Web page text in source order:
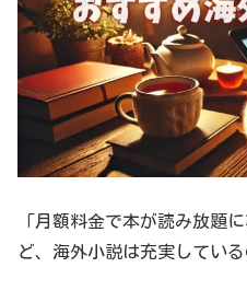
「月額料金で本が読み放題
ど、海外小説は充実している